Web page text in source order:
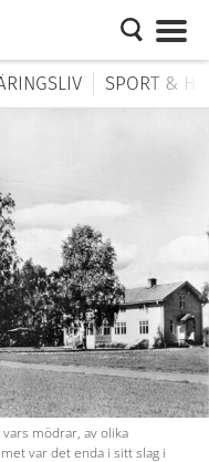
SPORT &
mödrar, av olika
var det enda i sitt slag i